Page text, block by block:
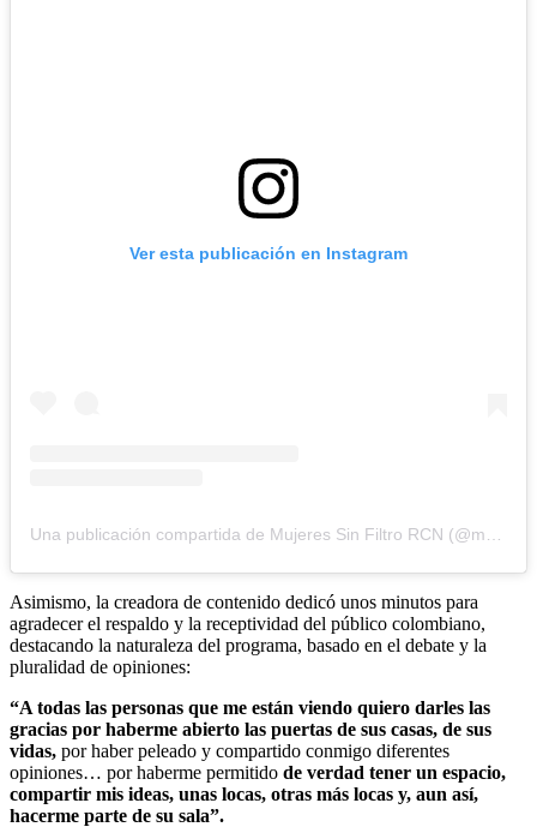
Ver esta publicación en Instagram
Asimismo, la creadora de contenido dedicó unos minutos para
agradecer el respaldo y la receptividad del público colombiano,
destacando la naturaleza del programa, basado en el debate y la
pluralidad de opiniones:
“A todas las personas que me están viendo quiero darles las
gracias por haberme abierto las puertas de sus casas, de sus
vidas, por haber peleado y compartido conmigo diferentes
opiniones… por haberme permitido de verdad tener un espacio,
compartir mis ideas, unas locas, otras más locas y, aun así,
hacerme parte de su sala”.